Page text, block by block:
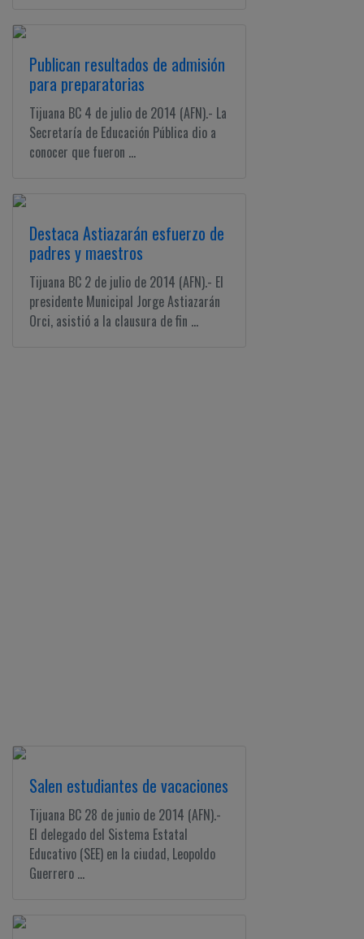
Publican resultados de admisión
para preparatorias
Tijuana BC 4 de julio de 2014 (AFN).- La
Secretaría de Educación Pública dio a
conocer que fueron ...
Destaca Astiazarán esfuerzo de
padres y maestros
Tijuana BC 2 de julio de 2014 (AFN).- El
presidente Municipal Jorge Astiazarán
Orci, asistió a la clausura de fin ...
Salen estudiantes de vacaciones
Tijuana BC 28 de junio de 2014 (AFN).-
El delegado del Sistema Estatal
Educativo (SEE) en la ciudad, Leopoldo
Guerrero ...